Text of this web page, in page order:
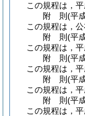
この規程は，
附 則(平
この規程は，
附 則(平
この規程は，
附 則(平
この規程は，
附 則(平
この規程は，
附 則(平
この規程は，